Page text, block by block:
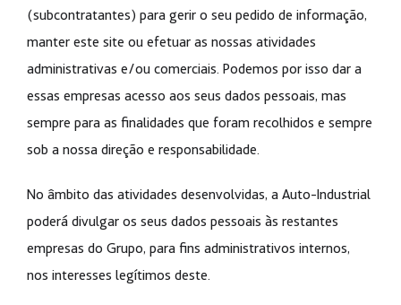
(subcontratantes) para gerir o seu pedido de informação,
manter este site ou efetuar as nossas atividades
administrativas e/ou comerciais. Podemos por isso dar a
essas empresas acesso aos seus dados pessoais, mas
sempre para as finalidades que foram recolhidos e sempre
sob a nossa direção e responsabilidade.
No âmbito das atividades desenvolvidas, a Auto-Industrial
poderá divulgar os seus dados pessoais às restantes
empresas do Grupo, para fins administrativos internos,
nos interesses legítimos deste.